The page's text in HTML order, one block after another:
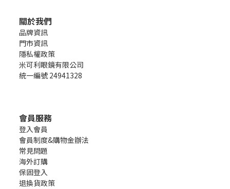
關於我們
品牌資訊
門市資訊
隱私權政策
米可利眼鏡有限公司
統一編號 24941328
會員服務
登入會員
會員制度&購物金辦法
常見問題
海外訂購
保固登入
退換貨政策